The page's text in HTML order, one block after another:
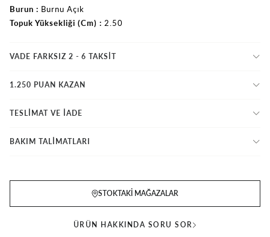
Burun
Burnu Açık
Topuk Yüksekliği (Cm)
2.50
VADE FARKSIZ 2 - 6 TAKSIT
1.250 PUAN KAZAN
TESLİMAT VE İADE
BAKIM TALİMATLARI
STOKTAKI MAĞAZALAR
ÜRÜN HAKKINDA SORU SOR